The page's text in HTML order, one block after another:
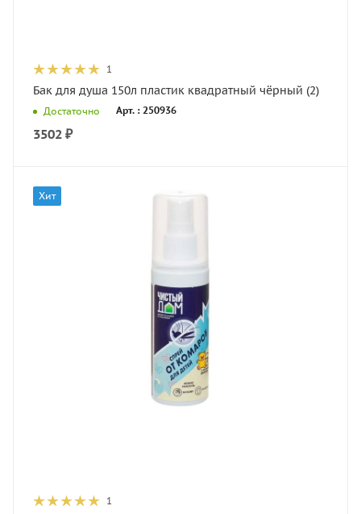
1
Бак для душа 150л пластик квадратный чёрный (2)
Достаточно Арт. : 250936
3502 ₽
Хит
1